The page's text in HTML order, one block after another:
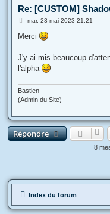
Re: [CUSTOM]
M
s
g
e
mar. 23 mai 2023 21:21
Merci
J'y ai mis beaucoup
l'alpha
Bastien
(Admin du Site)
Répondre
8
Index du forum